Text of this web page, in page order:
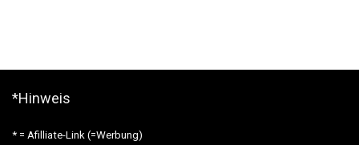
*Hinweis
* = Afilliate-Link (=Werbung)